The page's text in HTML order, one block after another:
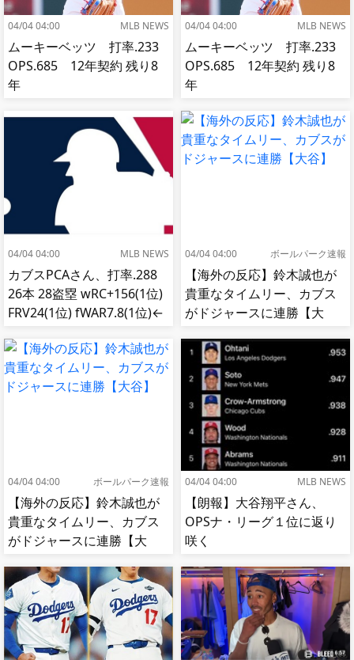
04/04 04:00 MLB NEWS
ムーキーベッツ 打率.233
OPS.685 12年契約 残り8
年
04/04 04:00 MLB NEWS
ムーキーベッツ 打率.233
OPS.685 12年契約 残り8
年
04/04 04:00 MLB NEWS
カブスPCAさん、打率.288
26本 28盗塁 wRC+156(1位)
FRV24(1位) fWAR7.8(1位)←
04/04 04:00 ボールパーク速報
【海外の反応】鈴木誠也が
貴重なタイムリー、カブス
がドジャースに連勝【大
04/04 04:00 ボールパーク速報
【海外の反応】鈴木誠也が
貴重なタイムリー、カブス
がドジャースに連勝【大
04/04 04:00 MLB NEWS
【朗報】大谷翔平さん、
OPSナ・リーグ１位に返り
咲く